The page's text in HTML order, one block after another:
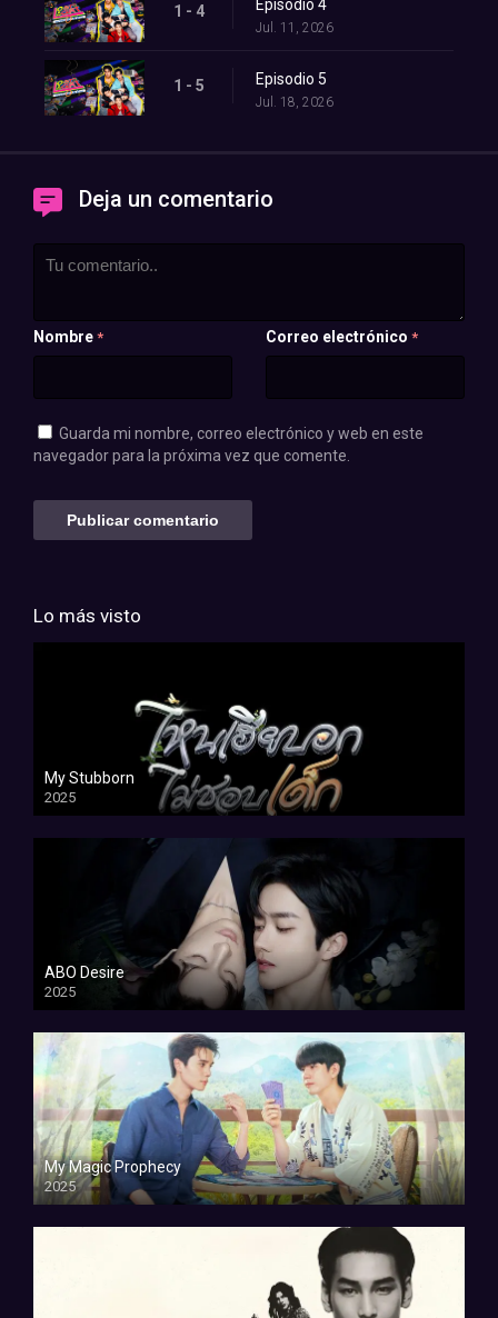
1 - 4 Episodio 4
Jul. 11, 2026
1 - 5 Episodio 5
Jul. 18, 2026
Deja un comentario
Nombre * Correo electrónico *
Guarda mi nombre, correo electrónico y web en este
navegador para la próxima vez que comente.
Lo más visto
My Stubborn
2025
ABO Desire
2025
My Magic Prophecy
2025